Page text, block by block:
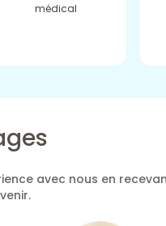
médical
avec nous en